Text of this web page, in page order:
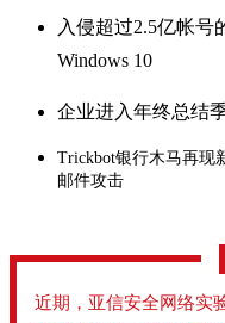
入侵超过2.5亿帐号
Windows 10
企业进入年终总结
Trickbot银行木马再现
邮件攻击
近期，亚信安全网络实